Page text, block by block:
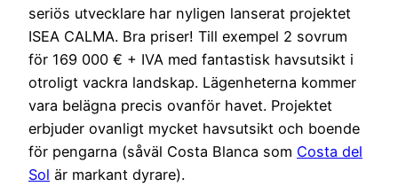
seriös utvecklare har nyligen lanserat projektet
ISEA CALMA. Bra priser! Till exempel 2 sovrum
för 169 000 € + IVA med fantastisk havsutsikt i
otroligt vackra landskap. Lägenheterna kommer
vara belägna precis ovanför havet. Projektet
erbjuder ovanligt mycket havsutsikt och boende
för pengarna (såväl Costa Blanca som Costa del
Sol är markant dyrare).